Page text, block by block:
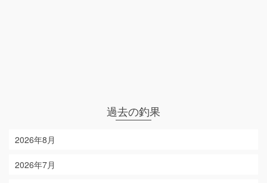
過去の釣果
2026年8月
2026年7月